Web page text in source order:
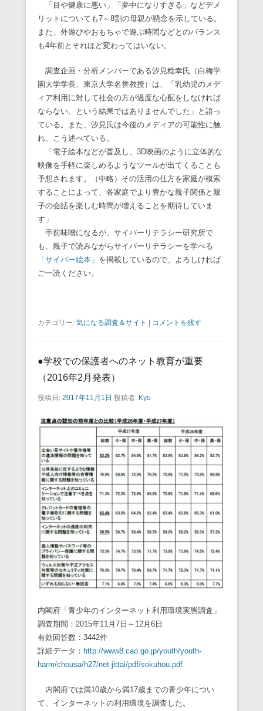
「目や健康に悪い」「夢中になりすぎる」などデメ
リットについても7～8割の母親が懸念を示している。
また、外遊びやおもちゃで遊ぶ時間などとのバランス
も4年前とそれほど変わってはいない。
調査企画・分析メンバーである汐見稔幸氏（白梅学
園大学学長、東京大学名誉教授）は、「乳幼児のメデ
ィア利用に対して社会の方が過度な心配をしなければ
ならない、という結果ではありませんでした」と語っ
ている。また、汐見氏は今後のメディアの可能性に触
れ、こう述べている。
「電子絵本などが普及し、3D映画のように立体的な
映像を手軽に楽しめるようなツールが出てくることも
予想されます。（中略）その活用の仕方を家庭が模索
することによって、各家庭でより豊かな親子関係と親
子の会話を楽しむ時間が増えることを期待していま
す」
手前味噌になるが、サイバーリテラシー研究所で
も、親子で読みながらサイバーリテラシーを学べる
「サイバー絵本」 を掲載しているので、よろしければ
ご一読ください。
カテゴリー: 気になる調査＆サイト コメントを残す
●学校での保護者へのネット教育が重要
（2016年2月発表）
投稿日: 2017年11月1日 投稿者: Kyu
内閣府「青少年のインターネット利用環境実態調査」
調査期間：2015年11月7日～12月6日
有効回答数：3442件
詳細データ： http://www8.cao.go.jp/youth/youth-
harm/chousa/h27/net-jittai/pdf/sokuhou.pdf
内閣府では満10歳から満17歳までの青少年につい
て、インターネットの利用環境を調査した。